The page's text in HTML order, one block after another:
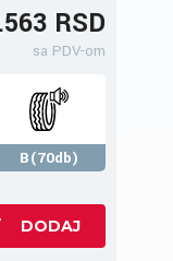
RSD
sa PDV-om
B(70db)